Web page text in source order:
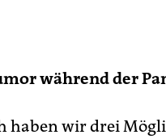
während der
haben wir drei